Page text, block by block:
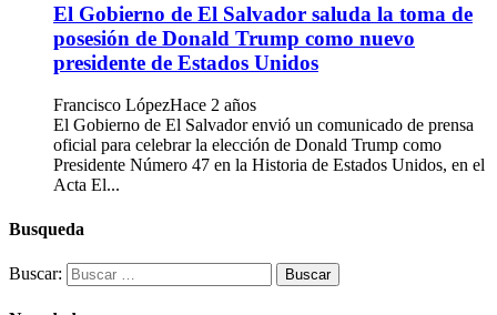
El Gobierno de El Salvador saluda la toma de
posesión de Donald Trump como nuevo
presidente de Estados Unidos
Francisco LópezHace 2 años
El Gobierno de El Salvador envió un comunicado de prensa
oficial para celebrar la elección de Donald Trump como
Presidente Número 47 en la Historia de Estados Unidos, en el
Acta El...
Busqueda
Buscar: